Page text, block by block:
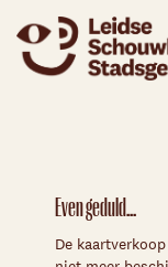
Even geduld...
De